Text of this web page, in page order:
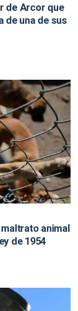
de Arcor que
de una de sus
animal
de 1954